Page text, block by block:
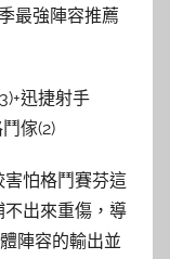
迅捷射手
傢(2)
怕格鬥賽芬這
出來重傷，導
陣容的輸出並